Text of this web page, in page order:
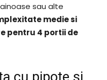
sau alte
medie si
pentru 4 portii de